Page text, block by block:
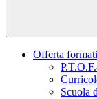
Offerta
Scuola